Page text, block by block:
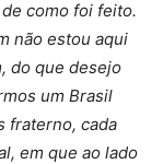
como foi feito.
não estou aqui
do que desejo
um Brasil
fraterno, cada
em que ao lado